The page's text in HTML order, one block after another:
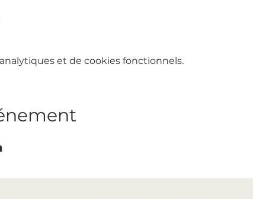
et de cookies fonctionnels.